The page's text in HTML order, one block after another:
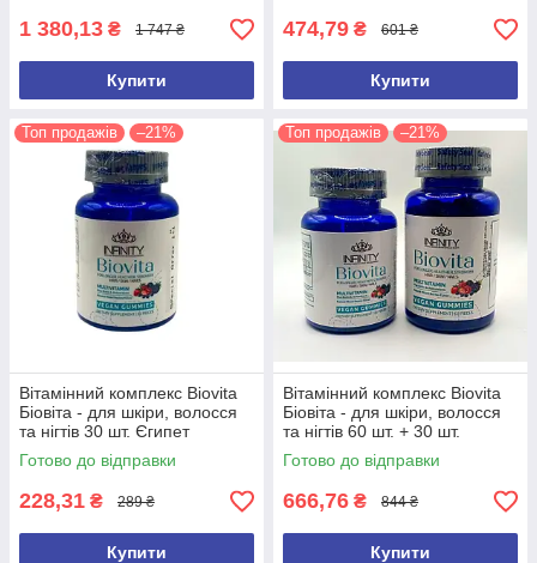
1 380,13 ₴ 1 747 ₴
Купити
474,79 ₴ 601 ₴
Купити
Топ продажів –21%
Вітамінний комплекс Biovita
Біовіта - для шкіри, волосся
та нігтів 30 шт. Єгипет
Оригінал
Готово до відправки
228,31 ₴ 289 ₴
Купити
Топ продажів –21%
Вітамінний комплекс Biovita
Біовіта - для шкіри, волосся
та нігтів 60 шт. + 30 шт.
Єгипет Оригінал
Готово до відправки
666,76 ₴ 844 ₴
Купити